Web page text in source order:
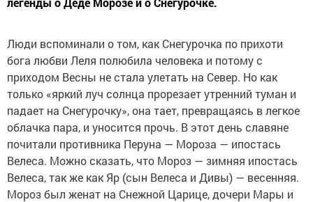
Люди вспоминали о том, как Снегурочка по прихоти
бога любви Леля полюбила человека и потому с
приходом Весны не стала улетать на Север. Но как
только «яркий луч солнца прорезает утренний туман и
падает на Снегурочку», она тает, превращаясь в легкое
облачка пара, и уносится прочь. В этот день славяне
почитали противника Перуна — Мороза — ипостась
Велеса. Можно сказать, что Мороз — зимняя ипостась
Велеса, так же как Яр (сын Велеса и Дивы) — весенняя.
Мороз был женат на Снежной Царице, дочери Мары и